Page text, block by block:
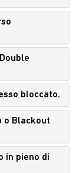
bloccato.
o Blackout
in pieno di